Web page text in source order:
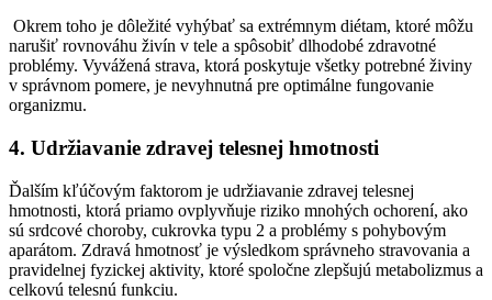
Okrem toho je dôležité vyhýbať sa extrémnym diétam, ktoré môžu
narušiť rovnováhu živín v tele a spôsobiť dlhodobé zdravotné
problémy. Vyvážená strava, ktorá poskytuje všetky potrebné živiny
v správnom pomere, je nevyhnutná pre optimálne fungovanie
organizmu.
4. Udržiavanie zdravej telesnej hmotnosti
Ďalším kľúčovým faktorom je udržiavanie zdravej telesnej
hmotnosti, ktorá priamo ovplyvňuje riziko mnohých ochorení, ako
sú srdcové choroby, cukrovka typu 2 a problémy s pohybovým
aparátom. Zdravá hmotnosť je výsledkom správneho stravovania a
pravidelnej fyzickej aktivity, ktoré spoločne zlepšujú metabolizmus a
celkovú telesnú funkciu.